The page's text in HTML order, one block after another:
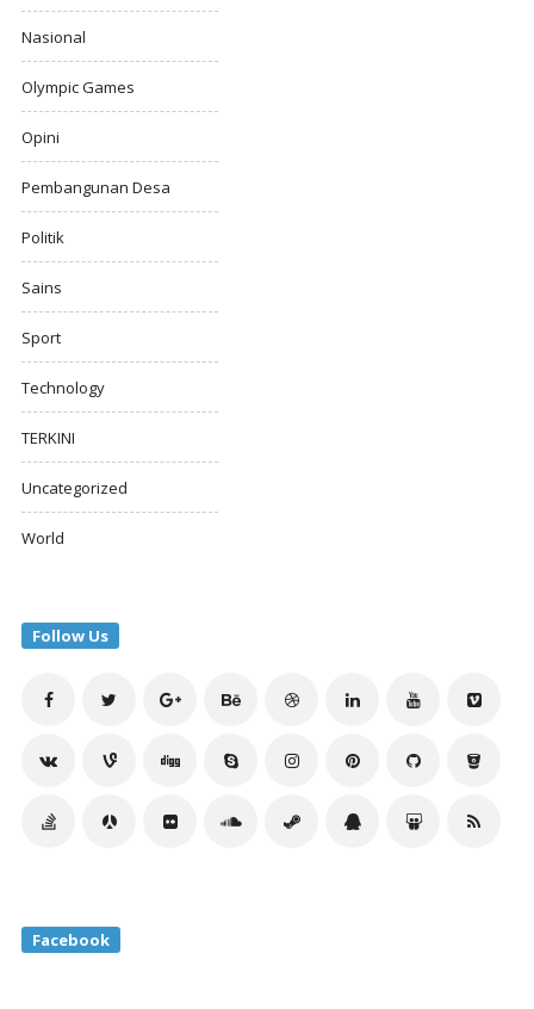
Nasional
Olympic Games
Opini
Pembangunan Desa
Politik
Sains
Sport
Technology
TERKINI
Uncategorized
World
Follow Us
Facebook